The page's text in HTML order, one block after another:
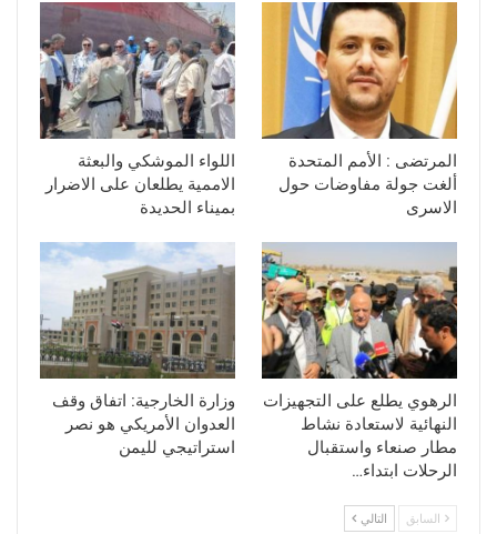
المرتضى : الأمم المتحدة
ألغت جولة مفاوضات حول
الاسرى
اللواء الموشكي والبعثة
الاممية يطلعان على الاضرار
بميناء الحديدة
الرهوي يطلع على التجهيزات
النهائية لاستعادة نشاط
مطار صنعاء واستقبال
الرحلات ابتداء…
وزارة الخارجية: اتفاق وقف
العدوان الأمريكي هو نصر
استراتيجي لليمن
السابق التالي